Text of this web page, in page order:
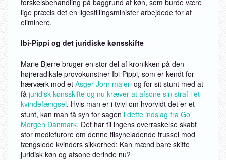
lige præcis det en ligestillingsminister arbejdede for at
eliminere.
Ibi-Pippi og det juridiske kønsskifte
Marie Bjerre bruger en stor del af kronikken på den
højreradikale provokunstner Ibi-Pippi, som er kendt for
hærværk mod et Asger Jorn maleriog for sit stunt med at
få juridisk kønsskifte og nu kræver at afsone sin straf i et
kvindefængsel. Hvis man er i tvivl om hvorvidt det er et
stunt, kan man få syn for sagen i dette indslag fra Go’
Morgen Danmark. Det har til ingens overraskelse skabt
stor mediefurore om denne tilsyneladende trussel mod
fængslede kvinders sikkerhed: Kan mænd bare skifte
juridisk køn og afsone derinde nu?